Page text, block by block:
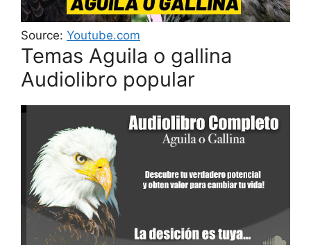
Source: Youtube.com
Temas Aguila o gallina
Audiolibro popular